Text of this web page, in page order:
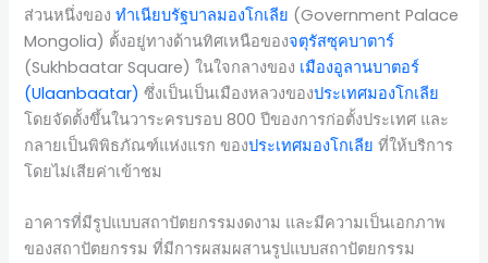
ส่วนหนึ่งของทำเนียบรัฐบาลมองโกเลีย (Government Palace
Mongolia) ตั้งอยู่ทางด้านทิศเหนือของจตุรัสซุคบาตาร์
(Sukhbaatar Square) ในใจกลางของ เมืองอูลานบาตอร์
(Ulaanbaatar) ซึ่งเป็นเป็นเมืองหลวงของประเทศมองโกเลีย
โดยจัดตั้งขึ้นในวาระครบรอบ 800 ปีของการก่อตั้งประเทศ และ
กลายเป็นพิพิธภัณฑ์แห่งแรก ของประเทศมองโกเลีย ที่ให้บริการ
โดยไม่เสียค่าเข้าชม
อาคารที่มีรูปแบบสถาปัตยกรรมงดงาม และมีความเป็นเอกภาพ
ของสถาปัตยกรรม ที่มีการผสมผสานรูปแบบสถาปัตยกรรม